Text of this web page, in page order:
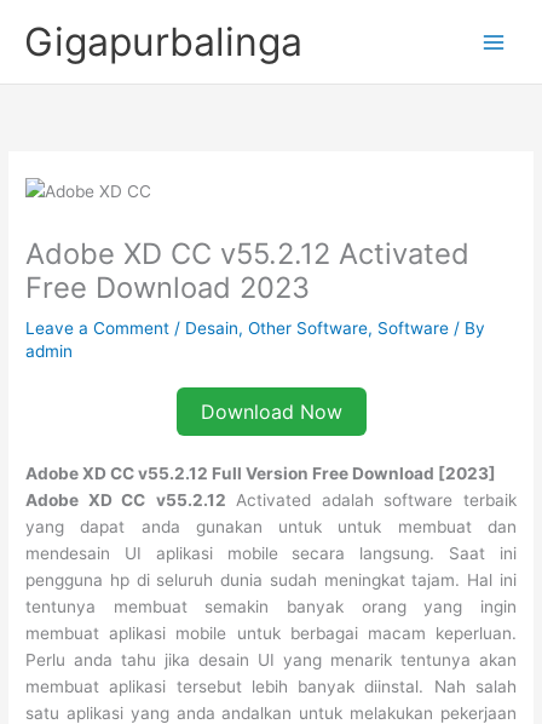
Gigapurbalinga
Adobe XD CC v55.2.12 Activated
Free Download 2023
Leave a Comment / Desain,Other Software, Software / By
admin
Download Now
Adobe XD CC v55.2.12 Full Version Free Download [2023]
Adobe XD CC v55.2.12 Activated adalah software terbaik
yang dapat anda gunakan untuk untuk membuat dan
mendesain UI aplikasi mobile secara langsung. Saat ini
pengguna hp di seluruh dunia sudah meningkat tajam. Hal ini
tentunya membuat semakin banyak orang yang ingin
membuat aplikasi mobile untuk berbagai macam keperluan.
Perlu anda tahu jika desain UI yang menarik tentunya akan
membuat aplikasi tersebut lebih banyak diinstal. Nah salah
satu aplikasi yang anda andalkan untuk melakukan pekerjaan